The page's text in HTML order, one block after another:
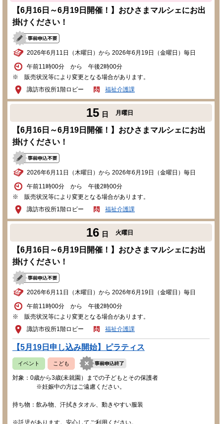
【6月16日～6月19日開催！】おひさまマルシェにお出
掛けください！
2026年6月11日（木曜日）から 2026年6月19日（金曜日）毎日
午前11時00分 から 午後2時00分
※ 販売状況等により変更となる場合があります。
諏訪市役所1階ロビー
福祉介護課
15 日 月曜日
【6月16日～6月19日開催！】おひさまマルシェにお出
掛けください！
2026年6月11日（木曜日）から 2026年6月19日（金曜日）毎日
午前11時00分 から 午後2時00分
※ 販売状況等により変更となる場合があります。
諏訪市役所1階ロビー
福祉介護課
16 日 火曜日
【6月16日～6月19日開催！】おひさまマルシェにお出
掛けください！
2026年6月11日（木曜日）から 2026年6月19日（金曜日）毎日
午前11時00分 から 午後2時00分
※ 販売状況等により変更となる場合があります。
諏訪市役所1階ロビー
福祉介護課
【5月19日申し込み開始】ピラティス
イベント こども
対象：0歳から3歳(未就園）までの子どもとその保護者
※妊娠中の方はご遠慮ください。
持ち物：飲み物、汗拭きタオル、動きやすい服装
※託児があります。安心してご利用ください。